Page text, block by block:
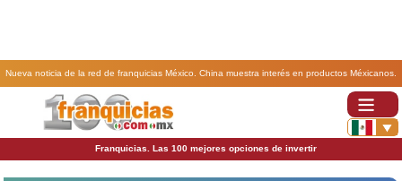
Nueva noticia de la red de franquicias México. China muestra interés en productos Méxicanos.
Franquicias. Las 100 mejores opciones de invertir